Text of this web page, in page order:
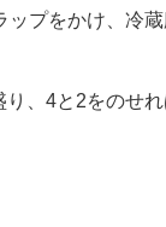
ップをかけ、冷
、4と2をのせれ